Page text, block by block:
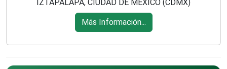
IZTAPALAPA, CIUDAD DE MÉXICO (CDMX)
Más Información...